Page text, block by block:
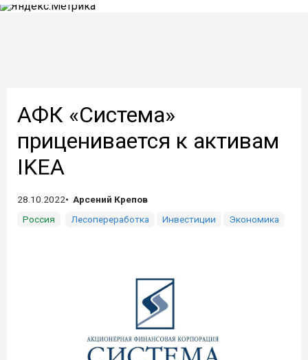
АФК «Система»
приценивается к активам
IKEA
28.10.2022
Арсений Крепов
Россия
Лесопереработка Инвестиции Экономика